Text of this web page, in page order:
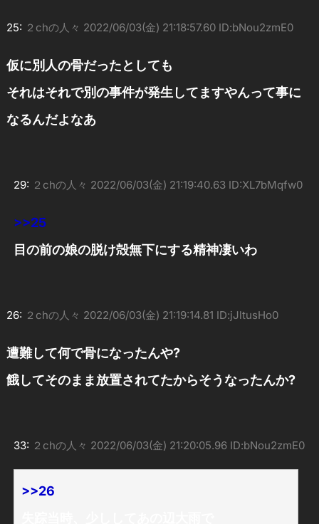
25: ２chの人々 2022/06/03(金) 21:18:57.60 ID:bNou2zmE0
仮に別人の骨だったとしても
それはそれで別の事件が発生してますやんって事に
なるんだよなあ
29: ２chの人々 2022/06/03(金) 21:19:40.63 ID:XL7bMqfw0
>>25
目の前の娘の脱け殻無下にする精神凄いわ
26: ２chの人々 2022/06/03(金) 21:19:14.81 ID:jJltusHo0
遭難して何で骨になったんや?
餓してそのまま放置されてたからそうなったんか?
33: ２chの人々 2022/06/03(金) 21:20:05.96 ID:bNou2zmE0
>>26